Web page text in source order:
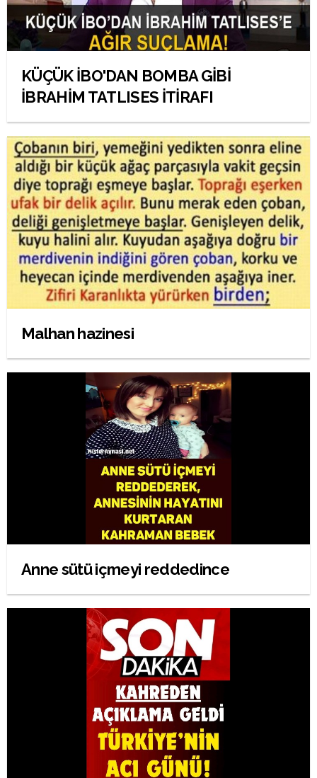
KÜÇÜK İBO'DAN BOMBA GİBİ
İBRAHİM TATLISES İTİRAFI
Malhan hazinesi
Anne sütü içmeyi reddedince